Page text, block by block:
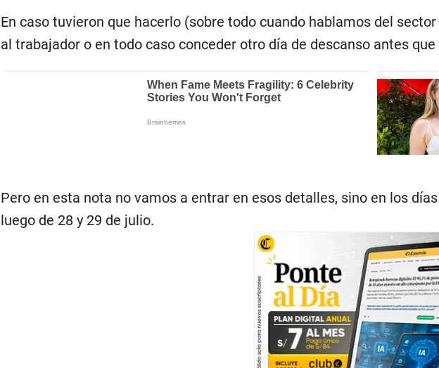
En caso tuvieron que hacerlo (sobre todo cuando hablamos del
al trabajador o en todo caso conceder otro día de descanso antes
Pero en esta nota no vamos a entrar en esos detalles, sino en los
luego de 28 y 29 de julio.